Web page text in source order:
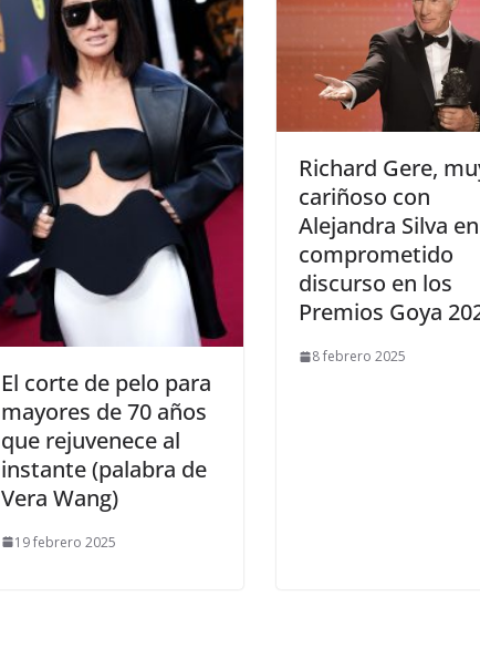
​El corte de pelo para
mayores de 70 años
que rejuvenece al
instante (palabra de
Vera Wang)
19 febrero 2025
​Richard Gere,
cariñoso con
Alejandra Silva
comprometido
discurso en los
Premios Goya
8 febrero 2025